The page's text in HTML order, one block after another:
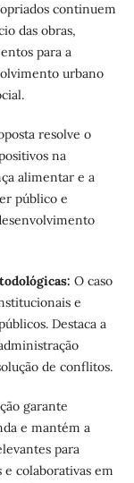
continuem
das obras,
para a
urbano
resolve o
na
alimentar e a
público e
O caso
e
Destaca a
de conflitos.
garante
e mantém a
para
e colaborativas em